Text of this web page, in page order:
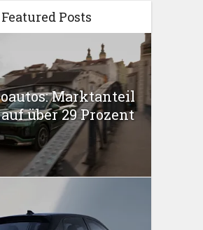
Featured Posts
Marktanteil
über 29 Prozent